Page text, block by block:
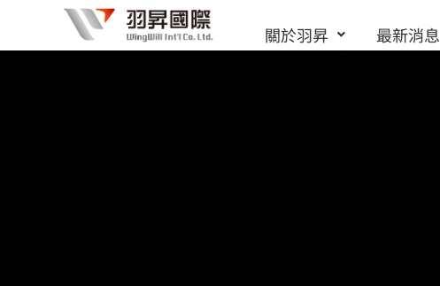
至
關於羽昇 最新消息